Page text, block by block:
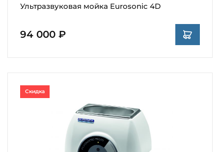
Ультразвуковая мойка Eurosonic 4D
94 000 ₽
Скидка